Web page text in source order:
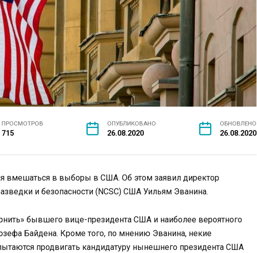
ПРОСМОТРОВ
715
ОПУБЛИКОВАНО
26.08.2020
ОБНОВЛЕНО
26.08.2020
вмешаться в выборы в США. Об этом заявил директор
и безопасности (NCSC) США Уильям Эванина.
бывшего вице-президента США и наиболее вероятного
Байдена. Кроме того, по мнению Эванина, некие
продвигать кандидатуру нынешнего президента США